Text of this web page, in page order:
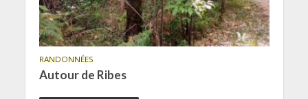
RANDONNÉES
Autour de Ribes